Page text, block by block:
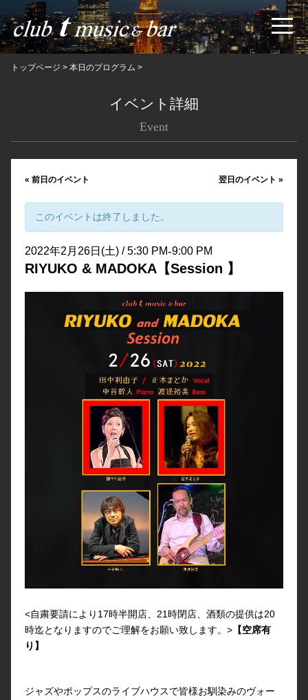
トップページ > 本日のプログラム >
イベント詳細
Event
« 前日のイベント 翌日のイベント»
このイベントは終了しました。
2022年2月26日(土) / 5:30 PM-9:00 PM
RIYUKO & MADOKA【Session 】
<自粛要請により17時半開店、21時閉店、酒類の提供は20
時迄となりますのでご理解をお願い致します。>【空席有
り】
ジャズやポップスのライブハウスで皆様お馴染みのヴォー